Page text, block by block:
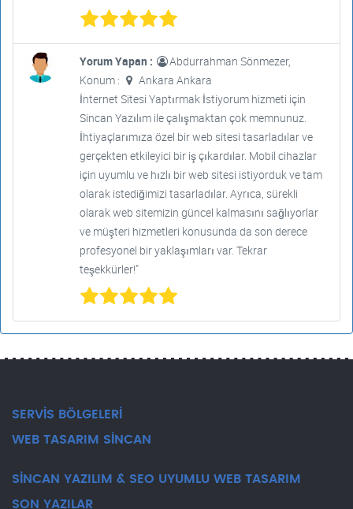
Yorum Yapan :
Abdurrahman Sönmezer,
Konum :
Ankara Ankara
İnternet Sitesi Yaptırmak İstiyorum hizmeti için
Sincan Yazılım ile çalışmaktan çok memnunuz.
İhtiyaçlarımıza özel bir web sitesi tasarladılar ve
gerçekten etkileyici bir iş çıkardılar. Mobil cihazlar
için uyumlu ve hızlı bir web sitesi istiyorduk ve tam
olarak istediğimizi tasarladılar. Ayrıca, sürekli
olarak web sitemizin güncel kalmasını sağlıyorlar
ve müşteri hizmetleri konusunda da son derece
profesyonel bir yaklaşımları var. Tekrar
teşekkürler!"
SERVİS BÖLGELERİ
WEB TASARIM SİNCAN
SİNCAN YAZILIM & SEO UYUMLU WEB TASARIM
SON YAZILAR